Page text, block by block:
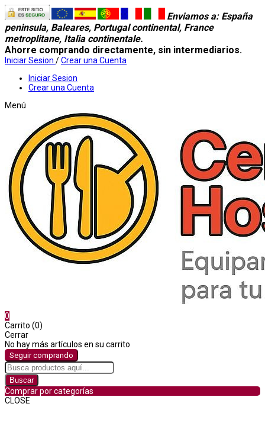
Enviamos a: España
peninsula, Baleares, Portugal continental, France
metroplitane, Italia continentale.
Ahorre comprando directamente, sin intermediarios.
Iniciar Sesion /Crear una Cuenta
Iniciar Sesion
Crear una Cuenta
Menú
0
Carrito (0)
Cerrar
No hay más artículos en su carrito
Seguir comprando
Buscar
Comprar por categorías
CLOSE